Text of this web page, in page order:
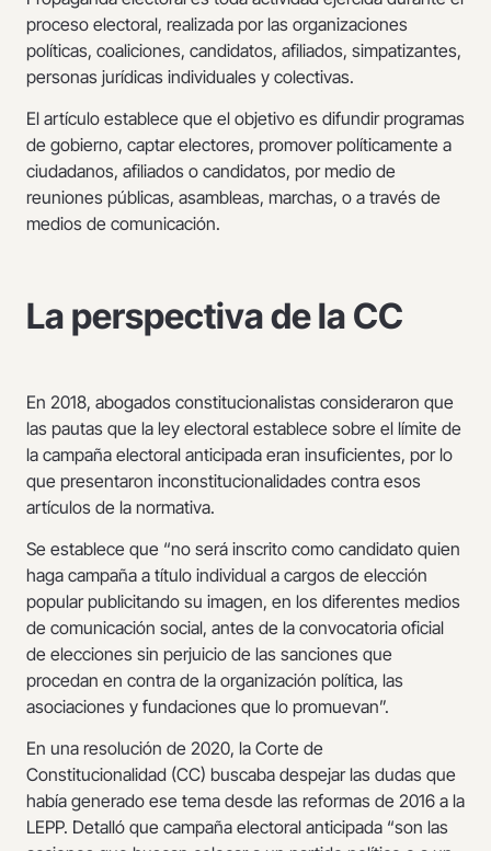
proceso electoral, realizada por las organizaciones
políticas, coaliciones, candidatos, afiliados, simpatizantes,
personas jurídicas individuales y colectivas.
El artículo establece que el objetivo es difundir programas
de gobierno, captar electores, promover políticamente a
ciudadanos, afiliados o candidatos, por medio de
reuniones públicas, asambleas, marchas, o a través de
medios de comunicación.
La perspectiva de la CC
En 2018, abogados constitucionalistas consideraron que
las pautas que la ley electoral establece sobre el límite de
la campaña electoral anticipada eran insuficientes, por lo
que presentaron inconstitucionalidades contra esos
artículos de la normativa.
Se establece que “no será inscrito como candidato quien
haga campaña a título individual a cargos de elección
popular publicitando su imagen, en los diferentes medios
de comunicación social, antes de la convocatoria oficial
de elecciones sin perjuicio de las sanciones que
procedan en contra de la organización política, las
asociaciones y fundaciones que lo promuevan”.
En una resolución de 2020, la Corte de
Constitucionalidad (CC) buscaba despejar las dudas que
había generado ese tema desde las reformas de 2016 a la
LEPP. Detalló que campaña electoral anticipada “son las